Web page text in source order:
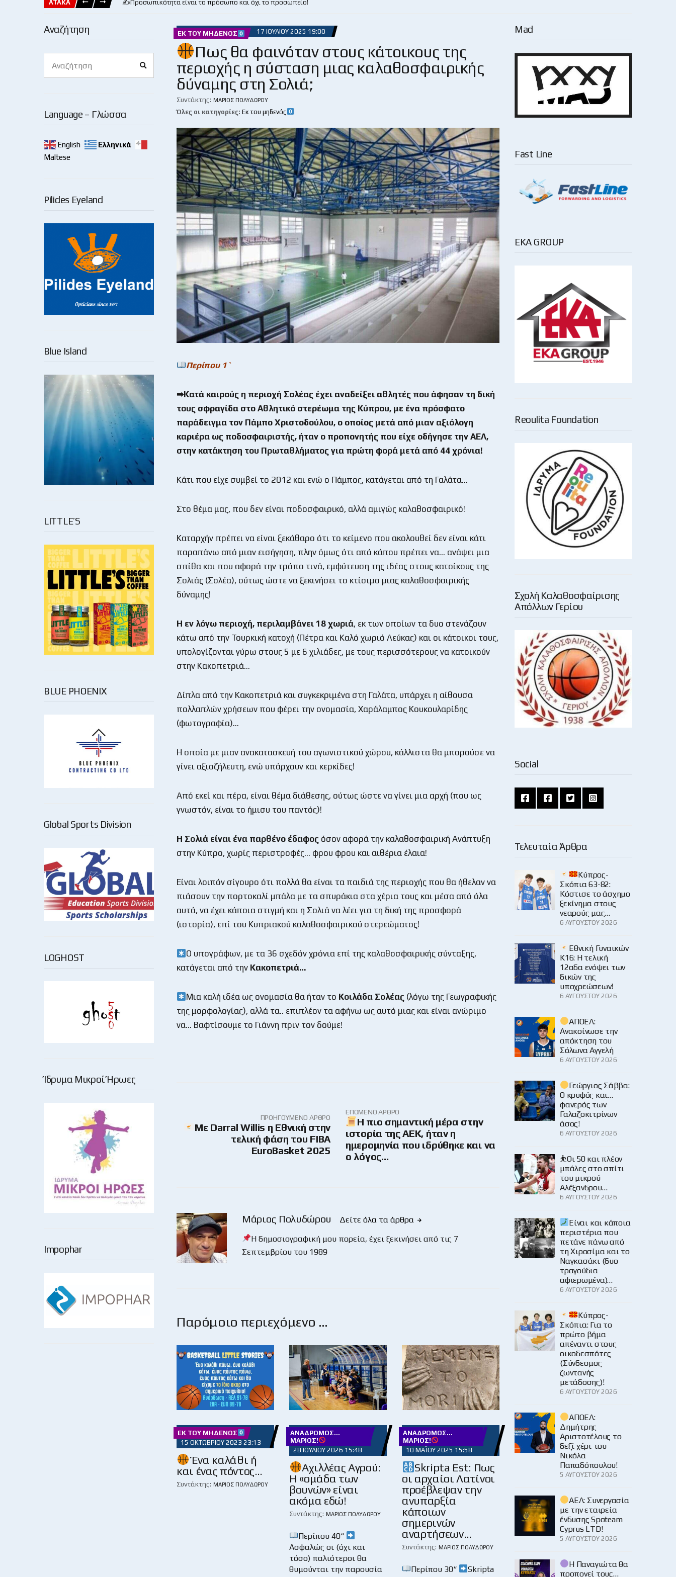
ΑΤΑΚΑ ✍️Προσωπικότητα είναι το πρόσωπο και όχι το προσωπείο!
Αναζήτηση
for:
Language – Γλώσσα
English
Ελληνικά
Maltese
Pilides Eyeland
Blue Island
LITTLE’S
BLUE PHOENIX
Global Sports Division
LOGHOST
Ίδρυμα Μικροί Ήρωες
Impophar
ΕΚ ΤΟΥ ΜΗΔΕΝΌΣ 17 ΙΟΥΛΊΟΥ 2025 19:00
Πως θα φαινόταν στους κάτοικους της
περιοχής η σύσταση μιας καλαθοσφαιρικής
δύναμης στη Σολιά;
Συντάκτης: ΜΆΡΙΟΣ ΠΟΛΥΔΏΡΟΥ
Όλες οι κατηγορίες: Εκ του μηδενός
Περίπου 1`
➡Κατά καιρούς η περιοχή Σολέας έχει αναδείξει αθλητές που άφησαν τη δική
τους σφραγίδα στο Αθλητικό στερέωμα της Κύπρου, με ένα πρόσφατο
παράδειγμα τον Πάμπο Χριστοδούλου, ο οποίος μετά από μιαν αξιόλογη
καριέρα ως ποδοσφαιριστής, ήταν ο προπονητής που είχε οδήγησε την ΑΕΛ,
στην κατάκτηση του Πρωταθλήματος για πρώτη φορά μετά από 44 χρόνια!
Κάτι που είχε συμβεί το 2012 και ενώ ο Πάμπος, κατάγεται από τη Γαλάτα…
Στο θέμα μας, που δεν είναι ποδοσφαιρικό, αλλά αμιγώς καλαθοσφαιρικό!
Καταρχήν πρέπει να είναι ξεκάθαρο ότι το κείμενο που ακολουθεί δεν είναι κάτι
παραπάνω από μιαν εισήγηση, πλην όμως ότι από κάπου πρέπει να… ανάψει μια
σπίθα και που αφορά την τρόπο τινά, εμφύτευση της ιδέας στους κατοίκους της
Σολιάς (Σολέα), ούτως ώστε να ξεκινήσει το κτίσιμο μιας καλαθοσφαιρικής
δύναμης!
Η εν λόγω περιοχή, περιλαμβάνει 18 χωριά, εκ των οποίων τα δυο στενάζουν
κάτω από την Τουρκική κατοχή (Πέτρα και Καλό χωριό Λεύκας) και οι κάτοικοι τους,
υπολογίζονται γύρω στους 5 με 6 χιλιάδες, με τους περισσότερους να κατοικούν
στην Κακοπετριά…
Δίπλα από την Κακοπετριά και συγκεκριμένα στη Γαλάτα, υπάρχει η αίθουσα
πολλαπλών χρήσεων που φέρει την ονομασία, Χαράλαμπος Κουκουλαρίδης
(φωτογραφία)…
Η οποία με μιαν ανακατασκευή του αγωνιστικού χώρου, κάλλιστα θα μπορούσε να
γίνει αξιοζήλευτη, ενώ υπάρχουν και κερκίδες!
Από εκεί και πέρα, είναι θέμα διάθεσης, ούτως ώστε να γίνει μια αρχή (που ως
γνωστόν, είναι το ήμισυ του παντός)!
Η Σολιά είναι ένα παρθένο έδαφος όσον αφορά την καλαθοσφαιρική Ανάπτυξη
στην Κύπρο, χωρίς περιστροφές… φρου φρου και αιθέρια έλαια!
Είναι λοιπόν σίγουρο ότι πολλά θα είναι τα παιδιά της περιοχής που θα ήθελαν να
πιάσουν την πορτοκαλί μπάλα με τα σπυράκια στα χέρια τους και μέσα από όλα
αυτά, να έχει κάποια στιγμή και η Σολιά να λέει για τη δική της προσφορά
(ιστορία), επί του Κυπριακού καλαθοσφαιρικού στερεώματος!
Ο υπογράφων, με τα 36 σχεδόν χρόνια επί της καλαθοσφαιρικής σύνταξης,
κατάγεται από την Κακοπετριά…
Μια καλή ιδέα ως ονομασία θα ήταν το Κοιλάδα Σολέας (λόγω της Γεωγραφικής
της μορφολογίας), αλλά τα.. επιπλέον τα αφήνω ως αυτό μιας και είναι ανώριμο
να… Βαφτίσουμε το Γιάννη πριν τον δούμε!
ΠΡΟΗΓΟΎΜΕΝΟ ΆΡΘΡΟ
Με Darral Willis η Εθνική στην
τελική φάση του FIBA
EuroBasket 2025
ΕΠΌΜΕΝΟ ΆΡΘΡΟ
Η πιο σημαντική μέρα στην
ιστορία της ΑΕΚ, ήταν η
ημερομηνία που ιδρύθηκε και να
ο λόγος…
Μάριος Πολυδώρου
Δείτε όλα τα άρθρα
Η δημοσιογραφική μου πορεία, έχει ξεκινήσει από τις 7
Σεπτεμβρίου του 1989
Παρόμοιο περιεχόμενο …
ΕΚ ΤΟΥ ΜΗΔΕΝΌΣ
15 ΟΚΤΩΒΡΊΟΥ 2023 23:13
Ένα καλάθι ή
και ένας πόντος…
Συντάκτης: ΜΆΡΙΟΣ ΠΟΛΥΔΏΡΟΥ
ΑΝΆΔΡΟΜΟΣ...
ΜΆΡΙΟΣ!
28 ΙΟΥΛΊΟΥ 2026 15:48
Αχιλλέας Αγρού:
Η «ομάδα των
βουνών» είναι
ακόμα εδώ!
Συντάκτης: ΜΆΡΙΟΣ ΠΟΛΥΔΏΡΟΥ
Περίπου 40“
Ασφαλώς οι (όχι και
τόσο) παλιότεροι θα
θυμούνται την παρουσία
ΑΝΆΔΡΟΜΟΣ...
ΜΆΡΙΟΣ!
10 ΜΑΪ́ΟΥ 2025 15:58
Skripta Est: Πως
οι αρχαίοι Λατίνοι
προέβλεψαν την
ανυπαρξία
κάποιων
σημερινών
αναρτήσεων…
Συντάκτης: ΜΆΡΙΟΣ ΠΟΛΥΔΏΡΟΥ
Περίπου 30“
Skripta
Mad
Fast Line
EKA GROUP
Reoulita Foundation
Σχολή Καλαθοσφαίρισης
Απόλλων Γερίου
Social
Τελευταία Άρθρα
Κύπρος-
Σκόπια 63-82:
Κόστισε το άσχημο
ξεκίνημα στους
νεαρούς μας…
6 ΑΥΓΟΎΣΤΟΥ 2026
Εθνική Γυναικών
Κ16: Η τελική
12αδα ενόψει των
δικών της
υποχρεώσεων!
6 ΑΥΓΟΎΣΤΟΥ 2026
ΑΠΟΕΛ:
Ανακοίνωσε την
απόκτηση του
Σόλωνα Αγγελή
6 ΑΥΓΟΎΣΤΟΥ 2026
Γεώργιος Σάββα:
Ο κρυφός και…
φανερός των
Γαλαζοκιτρίνων
άσος!
6 ΑΥΓΟΎΣΤΟΥ 2026
⛹️Οι 50 και πλέον
μπάλες στο σπίτι
του μικρού
Αλέξανδρου…
6 ΑΥΓΟΎΣΤΟΥ 2026
Είναι και κάποια
περιστέρια που
πετάνε πάνω από
τη Χιροσίμα και το
Ναγκασάκι (δυο
τραγούδια
αφιερωμένα)…
6 ΑΥΓΟΎΣΤΟΥ 2026
Κύπρος-
Σκόπια: Για το
πρώτο βήμα
απέναντι στους
οικοδεσπότες
(Σύνδεσμος
ζωντανής
μετάδοσης)!
6 ΑΥΓΟΎΣΤΟΥ 2026
ΑΠΟΕΛ:
Δημήτρης
Αριστοτέλους το
δεξί χέρι του
Νικόλα
Παπαδόπουλου!
5 ΑΥΓΟΎΣΤΟΥ 2026
ΑΕΛ: Συνεργασία
με την εταιρεία
ένδυσης Spoteam
Cyprus LTD!
5 ΑΥΓΟΎΣΤΟΥ 2026
Η Παναγιώτα θα
προπονεί τους…